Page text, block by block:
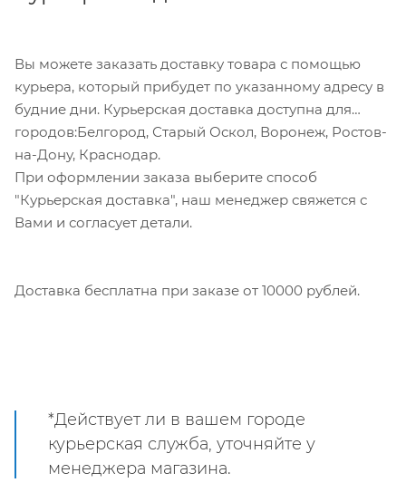
Для данного способа оплаты доступны к выбору
Вы можете заказать доставку товара с помощью
курьера, который прибудет по указанному адресу в
будние дни. Курьерская доставка доступна для
городов:Белгород, Старый Оскол, Воронеж, Ростов-
на-Дону, Краснодар.
При оформлении заказа выберите способ
"Курьерская доставка", наш менеджер свяжется с
Вами и согласует детали.
Доставка бесплатна при заказе от 10000 рублей.
*Действует ли в вашем городе
курьерская служба, уточняйте у
менеджера магазина.